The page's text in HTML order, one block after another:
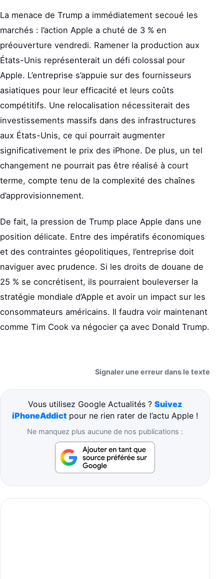
La menace de Trump a immédiatement secoué les
marchés : l’action Apple a chuté de 3 % en
préouverture vendredi. Ramener la production aux
États-Unis représenterait un défi colossal pour
Apple. L’entreprise s’appuie sur des fournisseurs
asiatiques pour leur efficacité et leurs coûts
compétitifs. Une relocalisation nécessiterait des
investissements massifs dans des infrastructures
aux États-Unis, ce qui pourrait augmenter
significativement le prix des iPhone. De plus, un tel
changement ne pourrait pas être réalisé à court
terme, compte tenu de la complexité des chaînes
d’approvisionnement.
De fait, la pression de Trump place Apple dans une
position délicate. Entre des impératifs économiques
et des contraintes géopolitiques, l’entreprise doit
naviguer avec prudence. Si les droits de douane de
25 % se concrétisent, ils pourraient bouleverser la
stratégie mondiale d’Apple et avoir un impact sur les
consommateurs américains. Il faudra voir maintenant
comme Tim Cook va négocier ça avec Donald Trump.
Signaler une erreur dans le texte
Vous utilisez Google Actualités ? Suivez
iPhoneAddict pour ne rien rater de l’actu Apple !
Ne manquez plus aucune de nos publications :